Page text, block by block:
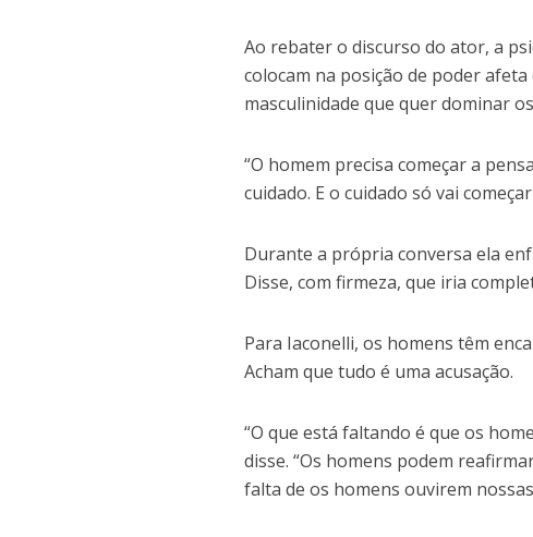
Ao rebater o discurso do ator, a
colocam na posição de poder
masculinidade que quer dominar
“O homem precisa começar a
cuidado. E o cuidado só vai
Durante a própria conversa ela
Disse, com firmeza, que iria
Para Iaconelli, os homens têm
Acham que tudo é uma acusação.
“O que está faltando é que os
disse. “Os homens podem
falta de os homens ouvirem